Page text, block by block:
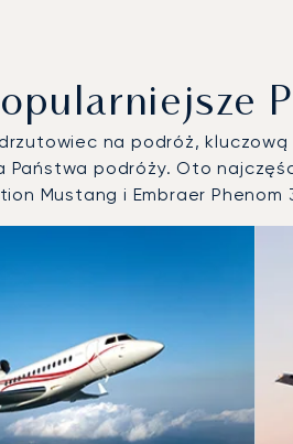
na podróż,
Państwa podróży. Oto
Mustang i Embraer Phenom